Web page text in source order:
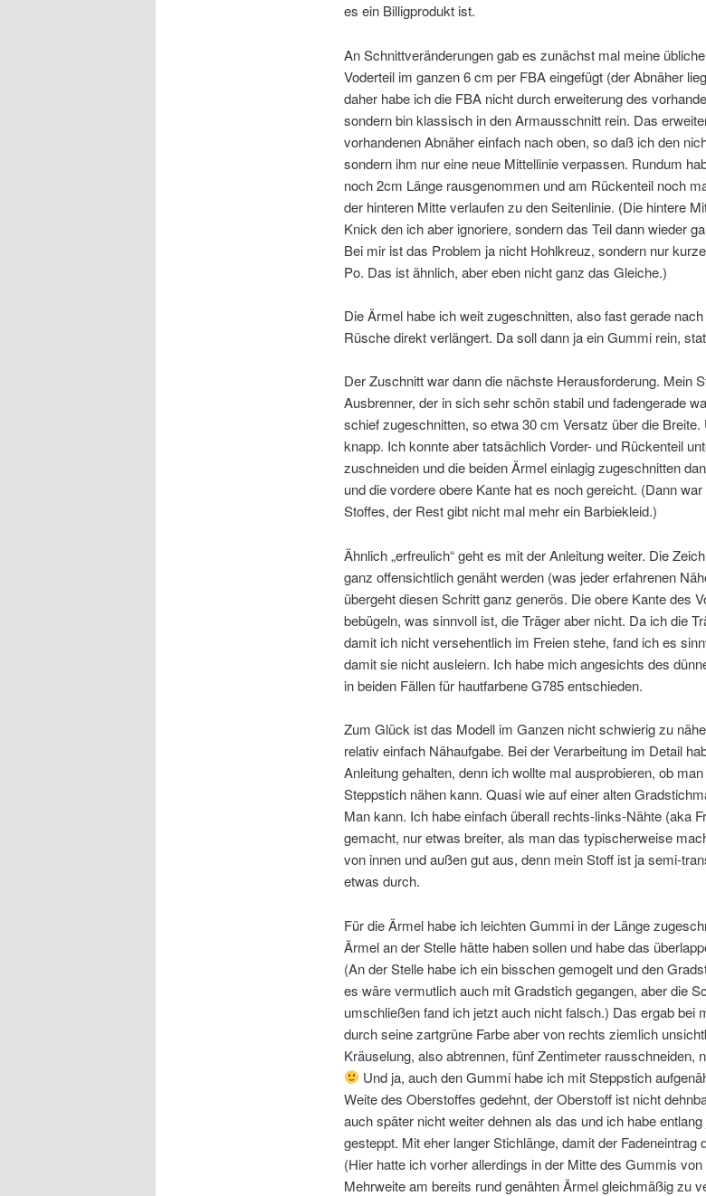
es ein Billigprodukt ist.
An Schnittveränderungen gab es zunächst mal meine
Voderteil im ganzen 6 cm per FBA eingefügt (der Abnäher
daher habe ich die FBA nicht durch erweiterung des
sondern bin klassisch in den Armausschnitt rein. Das
vorhandenen Abnäher einfach nach oben, so daß ich den
sondern ihm nur eine neue Mittellinie verpassen. Rundum
noch 2cm Länge rausgenommen und am Rückenteil noch
der hinteren Mitte verlaufen zu den Seitenlinie. (Die hintere
Knick den ich aber ignoriere, sondern das Teil dann wieder
Bei mir ist das Problem ja nicht Hohlkreuz, sondern nur
Po. Das ist ähnlich, aber eben nicht ganz das Gleiche.)
Die Ärmel habe ich weit zugeschnitten, also fast gerade
Rüsche direkt verlängert. Da soll dann ja ein Gummi rein,
Der Zuschnitt war dann die nächste Herausforderung. Mein
Ausbrenner, der in sich sehr schön stabil und fadengerade
schief zugeschnitten, so etwa 30 cm Versatz über die
knapp. Ich konnte aber tatsächlich Vorder- und Rückenteil
zuschneiden und die beiden Ärmel einlagig zugeschnitten
und die vordere obere Kante hat es noch gereicht. (Dann
Stoffes, der Rest gibt nicht mal mehr ein Barbiekleid.)
Ähnlich „erfreulich“ geht es mit der Anleitung weiter. Die
ganz offensichtlich genäht werden (was jeder erfahrenen
übergeht diesen Schritt ganz generös. Die obere Kante des
bebügeln, was sinnvoll ist, die Träger aber nicht. Da ich die
damit ich nicht versehentlich im Freien stehe, fand ich es
damit sie nicht ausleiern. Ich habe mich angesichts des
in beiden Fällen für hautfarbene G785 entschieden.
Zum Glück ist das Modell im Ganzen nicht schwierig zu
relativ einfach Nähaufgabe. Bei der Verarbeitung im Detail
Anleitung gehalten, denn ich wollte mal ausprobieren, ob
Steppstich nähen kann. Quasi wie auf einer alten
Man kann. Ich habe einfach überall rechts-links-Nähte (aka
gemacht, nur etwas breiter, als man das typischerweise
von innen und außen gut aus, denn mein Stoff ist ja semi-
etwas durch.
Für die Ärmel habe ich leichten Gummi in der Länge
Ärmel an der Stelle hätte haben sollen und habe das
(An der Stelle habe ich ein bisschen gemogelt und den
es wäre vermutlich auch mit Gradstich gegangen, aber die
umschließen fand ich jetzt auch nicht falsch.) Das ergab bei
durch seine zartgrüne Farbe aber von rechts ziemlich
Kräuselung, also abtrennen, fünf Zentimeter
Und ja, auch den Gummi habe ich mit Steppstich
Weite des Oberstoffes gedehnt, der Oberstoff ist nicht
auch später nicht weiter dehnen als das und ich habe
gesteppt. Mit eher langer Stichlänge, damit der Fadeneintrag
(Hier hatte ich vorher allerdings in der Mitte des Gummis
Mehrweite am bereits rund genähten Ärmel gleichmäßig zu